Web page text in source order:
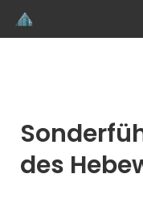
Zum
des